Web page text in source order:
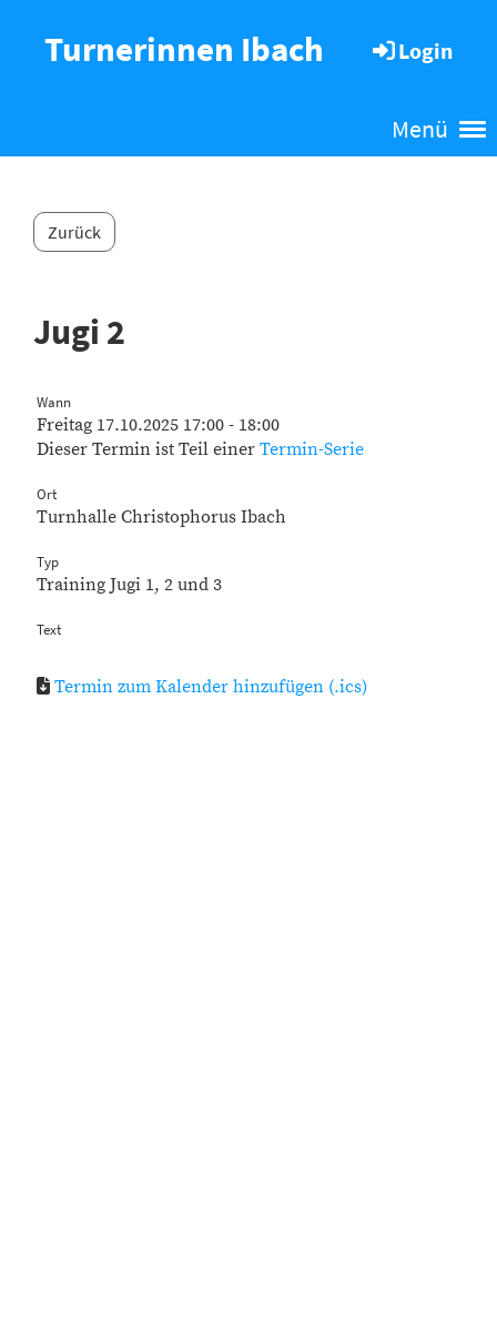
Turnerinnen Ibach Login
Menü
Zurück
Jugi 2
Wann
Freitag 17.10.2025 17:00 - 18:00
Dieser Termin ist Teil einer Termin-Serie
Ort
Turnhalle Christophorus Ibach
Typ
Training Jugi 1, 2 und 3
Text
Termin zum Kalender hinzufügen (.ics)